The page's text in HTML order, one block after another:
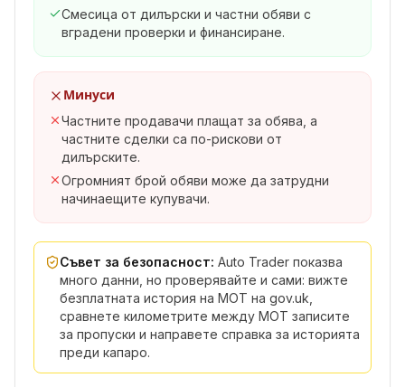
Смесица от дилърски и частни обяви с
вградени проверки и финансиране.
Минуси
Частните продавачи плащат за обява, а
частните сделки са по-рискови от
дилърските.
Огромният брой обяви може да затрудни
начинаещите купувачи.
Съвет за безопасност: Auto Trader показва
много данни, но проверявайте и сами: вижте
безплатната история на MOT на gov.uk,
сравнете километрите между MOT записите
за пропуски и направете справка за историята
преди капаро.